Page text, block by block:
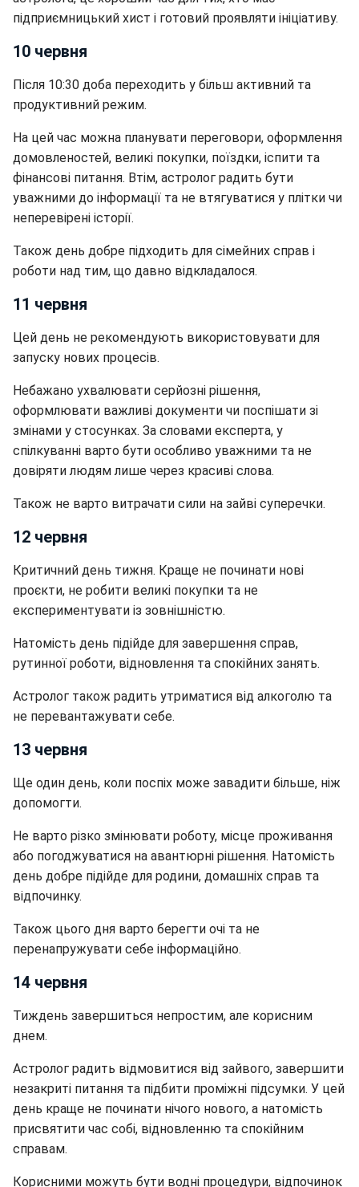
підприємницький хист і готовий проявляти ініціативу.
10 червня
Після 10:30 доба переходить у більш активний та
продуктивний режим.
На цей час можна планувати переговори, оформлення
домовленостей, великі покупки, поїздки, іспити та
фінансові питання. Втім, астролог радить бути
уважними до інформації та не втягуватися у плітки чи
неперевірені історії.
Також день добре підходить для сімейних справ і
роботи над тим, що давно відкладалося.
11 червня
Цей день не рекомендують використовувати для
запуску нових процесів.
Небажано ухвалювати серйозні рішення,
оформлювати важливі документи чи поспішати зі
змінами у стосунках. За словами експерта, у
спілкуванні варто бути особливо уважними та не
довіряти людям лише через красиві слова.
Також не варто витрачати сили на зайві суперечки.
12 червня
Критичний день тижня. Краще не починати нові
проєкти, не робити великі покупки та не
експериментувати із зовнішністю.
Натомість день підійде для завершення справ,
рутинної роботи, відновлення та спокійних занять.
Астролог також радить утриматися від алкоголю та
не перевантажувати себе.
13 червня
Ще один день, коли поспіх може завадити більше, ніж
допомогти.
Не варто різко змінювати роботу, місце проживання
або погоджуватися на авантюрні рішення. Натомість
день добре підійде для родини, домашніх справ та
відпочинку.
Також цього дня варто берегти очі та не
перенапружувати себе інформаційно.
14 червня
Тиждень завершиться непростим, але корисним
днем.
Астролог радить відмовитися від зайвого, завершити
незакриті питання та підбити проміжні підсумки. У цей
день краще не починати нічого нового, а натомість
присвятити час собі, відновленню та спокійним
справам.
Корисними можуть бути водні процедури, відпочинок